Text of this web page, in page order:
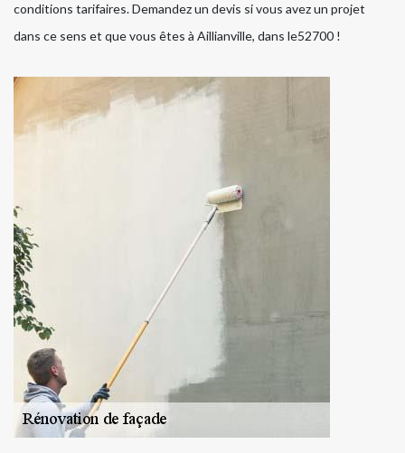
conditions tarifaires. Demandez un devis si vous avez un projet
dans ce sens et que vous êtes à Aillianville, dans le52700 !